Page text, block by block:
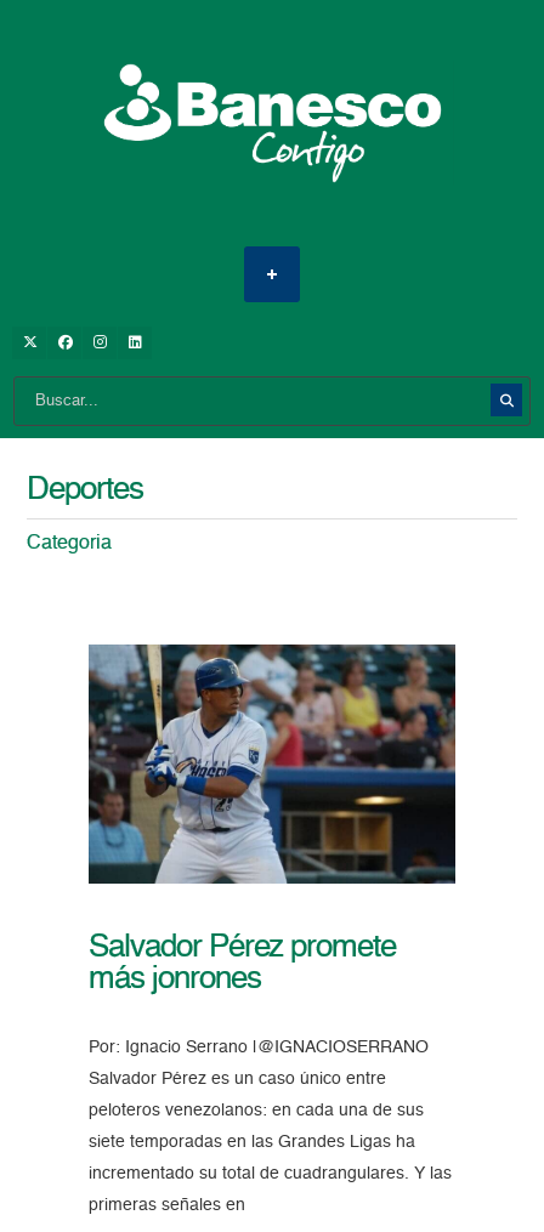
Deportes
Categoria
Salvador Pérez promete
más jonrones
Por: Ignacio Serrano |@IGNACIOSERRANO
Salvador Pérez es un caso único entre
peloteros venezolanos: en cada una de sus
siete temporadas en las Grandes Ligas ha
incrementado su total de cuadrangulares. Y las
primeras señales en